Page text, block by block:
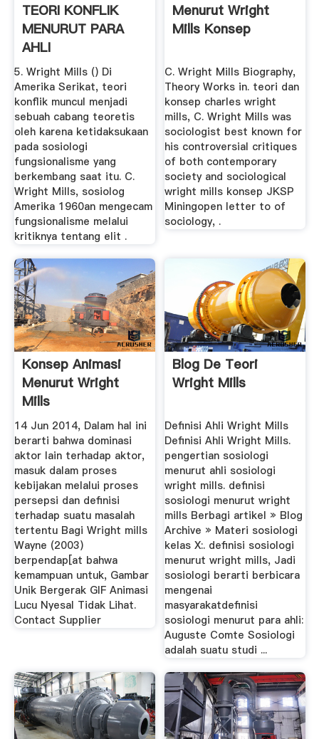
TEORI KONFLIK
MENURUT PARA
AHLI
5. Wright Mills () Di
Amerika Serikat, teori
konflik muncul menjadi
sebuah cabang teoretis
oleh karena ketidaksukaan
pada sosiologi
fungsionalisme yang
berkembang saat itu. C.
Wright Mills, sosiolog
Amerika 1960an mengecam
fungsionalisme melalui
kritiknya tentang elit .
Menurut Wright
Mills Konsep
C. Wright Mills Biography,
Theory Works in. teori dan
konsep charles wright
mills, C. Wright Mills was
sociologist best known for
his controversial critiques
of both contemporary
society and sociological
wright mills konsep JKSP
Miningopen letter to of
sociology, .
Konsep Animasi
Menurut Wright
Mills
14 Jun 2014, Dalam hal ini
berarti bahwa dominasi
aktor lain terhadap aktor,
masuk dalam proses
kebijakan melalui proses
persepsi dan definisi
terhadap suatu masalah
tertentu Bagi Wright mills
Wayne (2003)
berpendap[at bahwa
kemampuan untuk, Gambar
Unik Bergerak GIF Animasi
Lucu Nyesal Tidak Lihat.
Contact Supplier
Blog De Teori
Wright Mills
Definisi Ahli Wright Mills
Definisi Ahli Wright Mills.
pengertian sosiologi
menurut ahli sosiologi
wright mills. definisi
sosiologi menurut wright
mills Berbagi artikel » Blog
Archive » Materi sosiologi
kelas X:. definisi sosiologi
menurut wright mills, Jadi
sosiologi berarti berbicara
mengenai
masyarakatdefinisi
sosiologi menurut para ahli:
Auguste Comte Sosiologi
adalah suatu studi ...